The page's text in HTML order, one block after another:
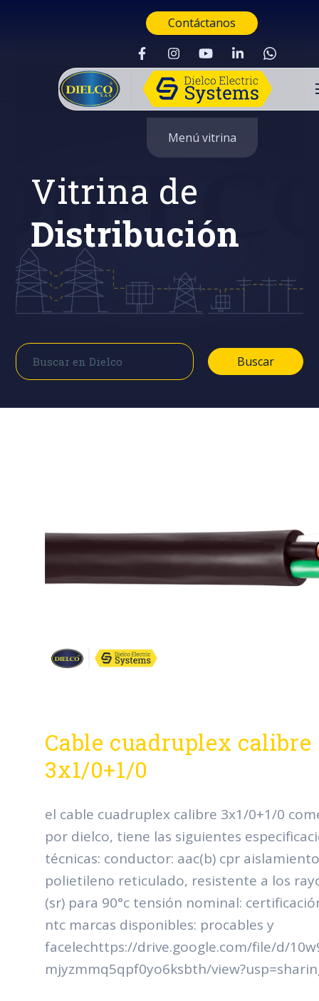
Contáctanos
Buscar
Menú vitrina
Vitrina de
Distribución
Buscar
Buscar
Cable cuadruplex calibre
3x1/0+1/0
el cable cuadruplex calibre 3x1/0+1/0
por dielco, tiene las siguientes
técnicas: conductor: aac(b) cpr
polietileno reticulado, resistente a los
(sr) para 90°c tensión nominal:
ntc marcas disponibles: procables y
facelechttps://drive.google.com/file/d/
mjyzmmq5qpf0yo6ksbth/